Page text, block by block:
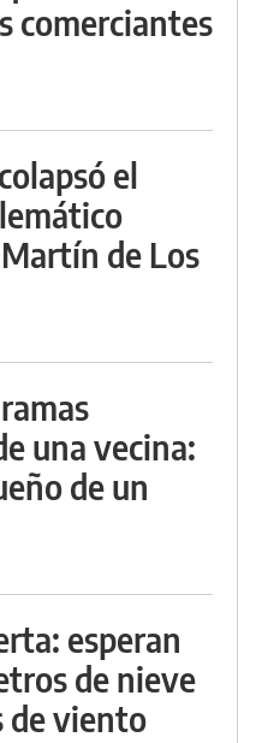
comerciantes
el
de Los
una vecina:
de un
esperan
de nieve
de viento